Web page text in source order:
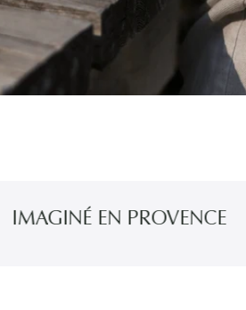
EN PROVENCE